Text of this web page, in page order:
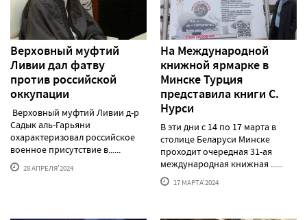
Верховный муфтий
Ливии дал фатву
против российской
оккупации
Верховный муфтий Ливии д-р
Садык аль-Гарьяни
охарактеризовал российское
военное присутствие в......
28 АПРЕЛЯ'2024
На Международной
книжной ярмарке в
Минске Турция
представила книги С.
Нурси
В эти дни с 14 по 17 марта в
столице Беларуси Минске
проходит очередная 31-ая
международная книжная ......
17 МАРТА'2024